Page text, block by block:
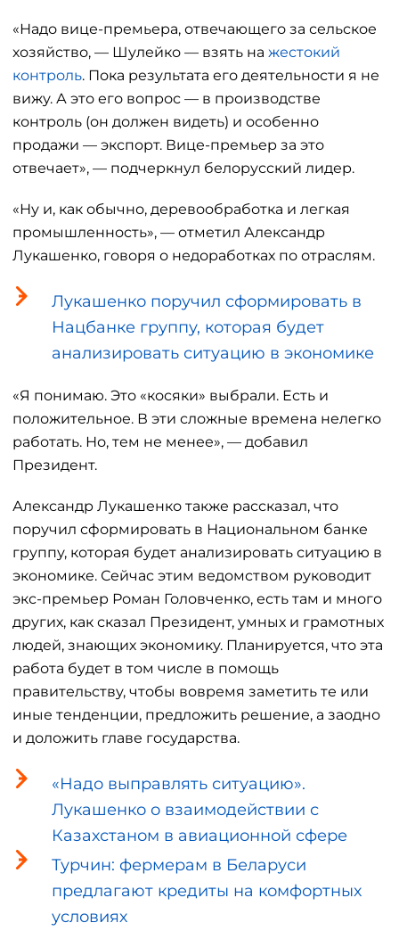
«Надо вице-премьера, отвечающего за сельское
хозяйство, — Шулейко — взять на жестокий
контроль. Пока результата его деятельности я не
вижу. А это его вопрос — в производстве
контроль (он должен видеть) и особенно
продажи — экспорт. Вице-премьер за это
отвечает», — подчеркнул белорусский лидер.
«Ну и, как обычно, деревообработка и легкая
промышленность», — отметил Александр
Лукашенко, говоря о недоработках по отраслям.
Лукашенко поручил сформировать в
Нацбанке группу, которая будет
анализировать ситуацию в экономике
«Я понимаю. Это «косяки» выбрали. Есть и
положительное. В эти сложные времена нелегко
работать. Но, тем не менее», — добавил
Президент.
Александр Лукашенко также рассказал, что
поручил сформировать в Национальном банке
группу, которая будет анализировать ситуацию в
экономике. Сейчас этим ведомством руководит
экс-премьер Роман Головченко, есть там и много
других, как сказал Президент, умных и грамотных
людей, знающих экономику. Планируется, что эта
работа будет в том числе в помощь
правительству, чтобы вовремя заметить те или
иные тенденции, предложить решение, а заодно
и доложить главе государства.
«Надо выправлять ситуацию».
Лукашенко о взаимодействии с
Казахстаном в авиационной сфере
Турчин: фермерам в Беларуси
предлагают кредиты на комфортных
условиях